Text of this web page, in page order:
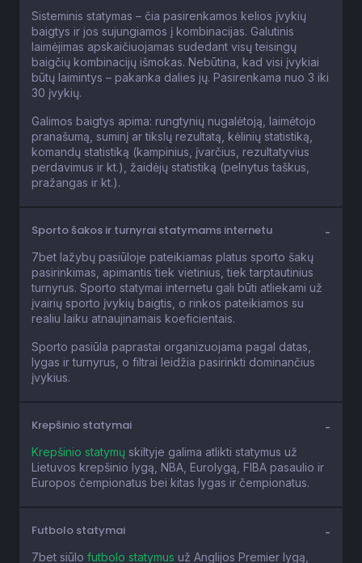
Sisteminis statymas – čia pasirenkamos kelios įvykių
baigtys ir jos sujungiamos į kombinacijas. Galutinis
laimėjimas apskaičiuojamas sudedant visų teisingų
baigčių kombinacijų išmokas. Nebūtina, kad visi įvykiai
būtų laimintys – pakanka dalies jų. Pasirenkama nuo 3 iki
30 įvykių.
Galimos baigtys apima: rungtynių nugalėtoją, laimėtojo
pranašumą, suminį ar tikslų rezultatą, kėlinių statistiką,
komandų statistiką (kampinius, įvarčius, rezultatyvius
perdavimus ir kt.), žaidėjų statistiką (pelnytus taškus,
pražangas ir kt.).
Sporto šakos ir turnyrai statymams internetu
7bet lažybų pasiūloje pateikiamas platus sporto šakų
pasirinkimas, apimantis tiek vietinius, tiek tarptautinius
turnyrus. Sporto statymai internetu gali būti atliekami už
įvairių sporto įvykių baigtis, o rinkos pateikiamos su
realiu laiku atnaujinamais koeficientais.
Sporto pasiūla paprastai organizuojama pagal datas,
lygas ir turnyrus, o filtrai leidžia pasirinkti dominančius
įvykius.
Krepšinio statymai
Krepšinio statymų skiltyje galima atlikti statymus už
Lietuvos krepšinio lygą, NBA, Eurolygą, FIBA pasaulio ir
Europos čempionatus bei kitas lygas ir čempionatus.
Futbolo statymai
7bet siūlo futbolo statymus už Anglijos Premier lygą,